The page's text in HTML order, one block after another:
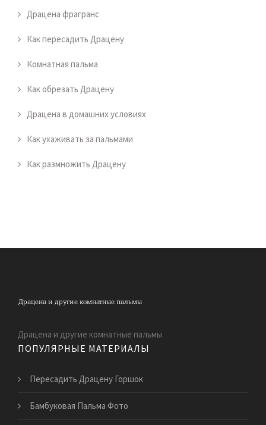
Драцена фрагранс
Как пересадить Драцену
Комнатная пальма
Как обрезать Драцену
Драцена в домашних условиях
Как ухаживать за пальмами
Как размножить Драцену
Драцена и другие комнатные пальмы
ПОПУЛЯРНЫЕ МАТЕРИАЛЫ
Пересадить Драцену Горшок
Бамбуковая Пальма Фото